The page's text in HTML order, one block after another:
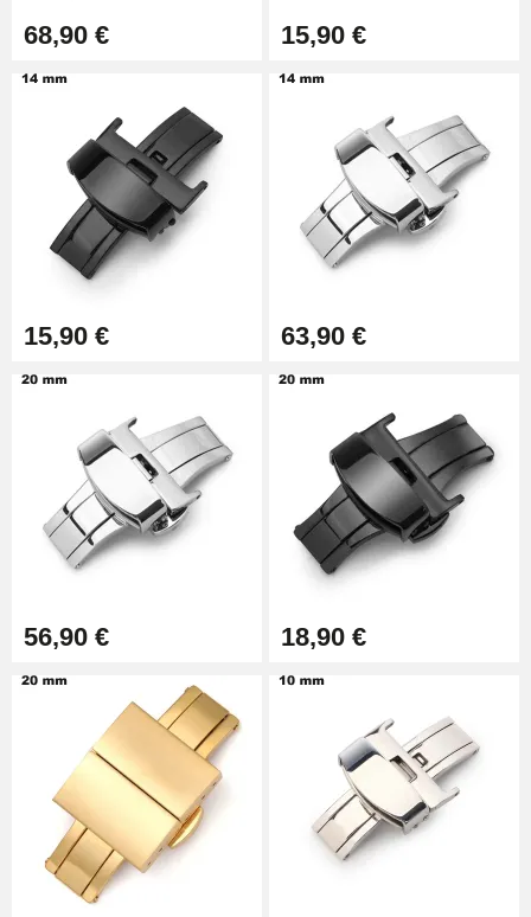
Juego de destornilladores para
Kit de relojería para
principiantes
26,90 €
Extractor de pasadores de reloj
Martillo para pasador de correa
de reloj
3,90 €
Kit para reducir la correa
metálica del reloj
68,90 € 15,90 €
15,90 € 63,90 €
56,90 € 18,90 €